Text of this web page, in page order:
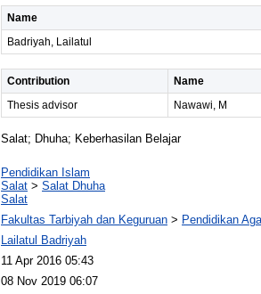
Name
Badriyah, Lailatul
Contribution
Name
Thesis advisor
Nawawi, M
Salat; Dhuha; Keberhasilan Belajar
Pendidikan Islam
Salat > Salat Dhuha
Salat
Fakultas Tarbiyah dan Keguruan > Pendidikan
Lailatul Badriyah
11 Apr 2016 05:43
08 Nov 2019 06:07